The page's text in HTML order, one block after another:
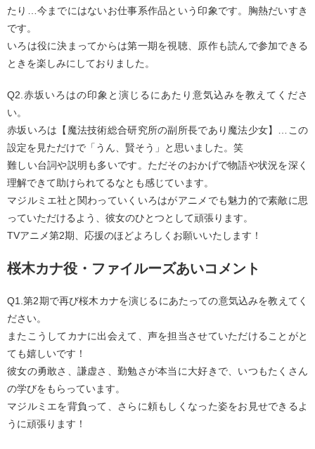
たり…今までにはないお仕事系作品という印象です。胸熱だいすき
です。
いろは役に決まってからは第一期を視聴、原作も読んで参加できる
ときを楽しみにしておりました。
Q2.赤坂いろはの印象と演じるにあたり意気込みを教えてくださ
い。
赤坂いろは【魔法技術総合研究所の副所長であり魔法少女】…この
設定を見ただけで「うん、賢そう」と思いました。笑
難しい台詞や説明も多いです。ただそのおかげで物語や状況を深く
理解できて助けられてるなとも感じています。
マジルミエ社と関わっていくいろはがアニメでも魅力的で素敵に思
っていただけるよう、彼女のひとつとして頑張ります。
TVアニメ第2期、応援のほどよろしくお願いいたします！
桜木カナ役・ファイルーズあいコメント
Q1.第2期で再び桜木カナを演じるにあたっての意気込みを教えてく
ださい。
またこうしてカナに出会えて、声を担当させていただけることがと
ても嬉しいです！
彼女の勇敢さ、謙虚さ、勤勉さが本当に大好きで、いつもたくさん
の学びをもらっています。
マジルミエを背負って、さらに頼もしくなった姿をお見せできるよ
うに頑張ります！